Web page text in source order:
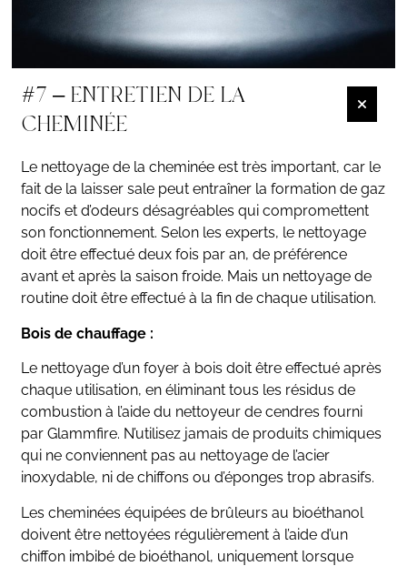
#7 – ENTRETIEN DE LA
CHEMINÉE
Le nettoyage de la cheminée est très important, car le
fait de la laisser sale peut entraîner la formation de gaz
nocifs et d’odeurs désagréables qui compromettent
son fonctionnement. Selon les experts, le nettoyage
doit être effectué deux fois par an, de préférence
avant et après la saison froide. Mais un nettoyage de
routine doit être effectué à la fin de chaque utilisation.
Bois de chauffage :
Le nettoyage d’un foyer à bois doit être effectué après
chaque utilisation, en éliminant tous les résidus de
combustion à l’aide du nettoyeur de cendres fourni
par Glammfire. N’utilisez jamais de produits chimiques
qui ne conviennent pas au nettoyage de l’acier
inoxydable, ni de chiffons ou d’éponges trop abrasifs.
Les cheminées équipées de brûleurs au bioéthanol
doivent être nettoyées régulièrement à l’aide d’un
chiffon imbibé de bioéthanol, uniquement lorsque